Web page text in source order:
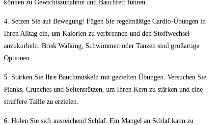
können zu Gewichtszunahme und Bauchfett führen.
4. Setzen Sie auf ⁢Bewegung! Fügen Sie⁤ regelmäßige Cardio-Übungen in
Ihren ⁢Alltag ein,​ um⁤ Kalorien zu verbrennen und den Stoffwechsel
anzukurbeln. Brisk Walking, Schwimmen oder Tanzen ⁣sind​ großartige
Optionen.
5. Stärken Sie Ihre Bauchmuskeln mit⁢ gezielten Übungen. Versuchen Sie
Planks, Crunches und Seitenstützen, ‍um Ihren Kern zu stärken und eine
straffere Taille ⁢zu erzielen.
6. ⁤Holen Sie sich ausreichend Schlaf. Ein ‌Mangel an Schlaf ​kann zu